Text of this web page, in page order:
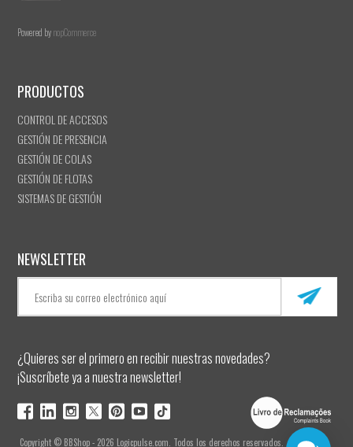
Powered bynopCommerce
PRODUCTOS
CONTROL DE ACCESOS
GESTIÓN DE PRESENCIA
GESTIÓN DE COLAS
GESTIÓN DE FLOTAS
SISTEMAS DE GESTIÓN
NEWSLETTER
¿Quieres ser el primero en recibir nuestras novedades?
¡Suscríbete ya a nuestra newsletter!
Copyright © BBShop - 2026 Logicpulse.com. Todos los derechos reservados.